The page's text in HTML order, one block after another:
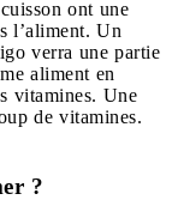
ont une
l’aliment. Un
verra une partie
aliment en
vitamines. Une
de vitamines.
?